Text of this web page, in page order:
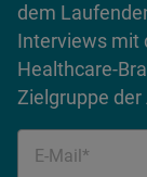
dem
Interviews mit
Healthcare-
Zielgruppe
E-Mail*